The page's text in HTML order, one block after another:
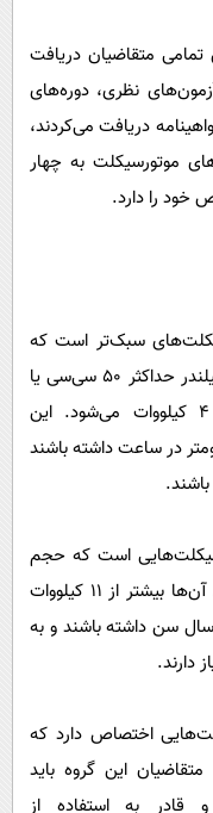
تمامی متقاضیان دریافت
نظری، دوره‌های
دریافت می‌کردند،
موتورسیکلت به چهار
خود را دارد.
سبک‌تر است که
شامل موتورسیکلت‌های بنزینی با حجم سیلندر حداکثر ۵۰ سی‌سی یا
موتورسیکلت‌های برقی با توان حداکثر ۴ کیلووات می‌شود. این
باید حداکثر سرعت ۴۵ کیلومتر در ساعت داشته باشند
است که حجم
سیلندر آن‌ها بیش از ۱۲۵ سی‌سی یا توان آن‌ها بیشتر از ۱۱ کیلووات
نباشد. متقاضیان این گروه باید حداقل ۱۶ سال سن داشته باشند و به
دارند.
اختصاص دارد که
نباشد. متقاضیان این گروه باید
و قادر به استفاده از